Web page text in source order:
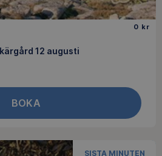
0 kr
12 augusti
BOKA
SISTA MINUTEN